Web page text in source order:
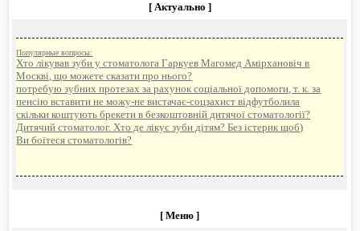
[ Актуально ]
Популярные вопросы:
Хто лікував зуби у стоматолога Гаркуев Магомед Амірхановіч в
Москві, що можете сказати про нього?
потребую зубних протезах за рахунок соціальної допомоги, т. к. за
пенсію вставити не можу-не вистачає-соцзахист відфутболила
скільки коштують брекети в безкоштовній дитячої стоматології?
Дитячий стоматолог. Хто де лікує зуби дітям? Без істерик щоб)
Ви боїтеся стоматологів?
[ Меню ]